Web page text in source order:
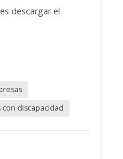
descargar el
discapacidad